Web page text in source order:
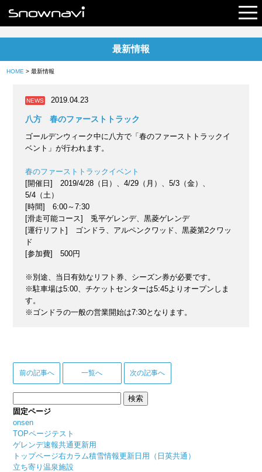
最新情報
HOME > 最新情報
NEWS 2019.04.23
八方 春のファーストトラック
ゴールデンウィーク中に八方で「春のファーストトラックイ
ベント」が行われます。
春のファーストトラックイベント
[開催日] 2019/4/28（日）、4/29（月）、5/3（金）、
5/4（土）
[時間] 6:00～7:30
[滑走可能コース] 兎平ゲレンデ、黒菱ゲレンデ
[運行リフト] ゴンドラ、アルペンクワッド、黒菱第2クワッ
ド
[参加費] 500円
※別途、当日有効なリフト券、シーズン券が必要です。
※駐車場は5:00、チケットセンターは5:45よりオープンしま
す。
※ゴンドラの一般の営業開始は7:30となります。
前の記事へ 一覧へ 次の記事へ
索:
固定ページ
onsen
TOPページテスト
ゲレンデ速報共通更新用
トップページ右カラム積雪情報更新日用（日英共通）
立ち寄り温泉施設